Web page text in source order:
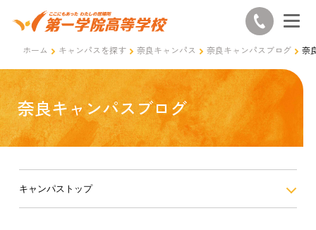
ホーム キャンパスを探す 奈良キャンパス 奈良キャンパスブログ 奈
奈良キャンパスブログ
キャンパストップ